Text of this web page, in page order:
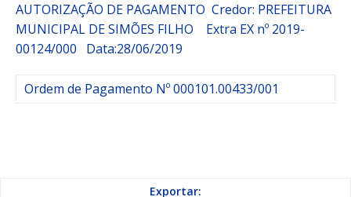
AUTORIZAÇÃO DE PAGAMENTO Credor: PREFEITURA
MUNICIPAL DE SIMÕES FILHO Extra EX nº 2019-
00124/000 Data:28/06/2019
Ordem de Pagamento Nº 000101.00433/001
Exportar: